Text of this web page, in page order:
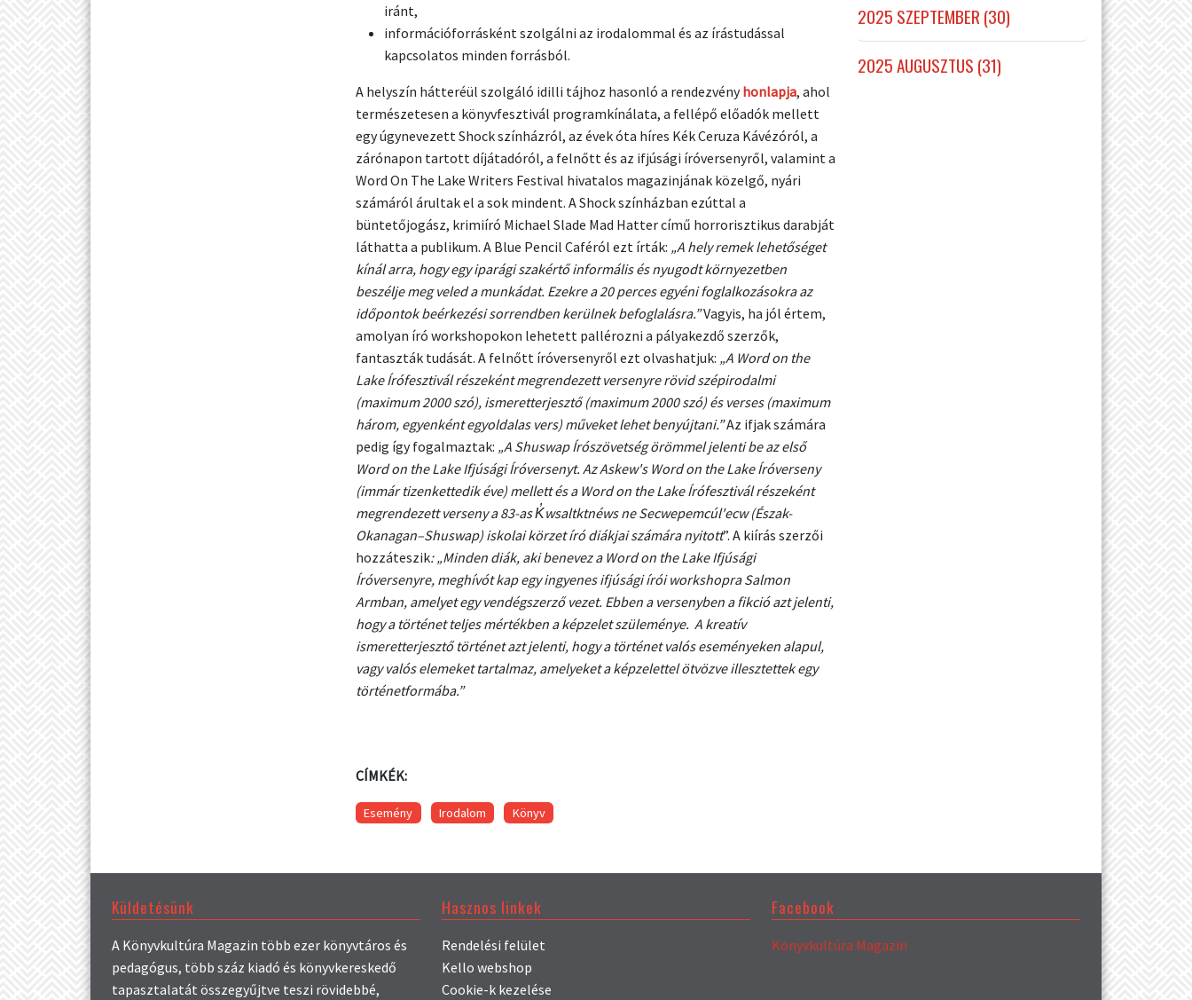
iránt,
információforrásként szolgálni az irodalommal és az írástudással
kapcsolatos minden forrásból.
A helyszín hátteréül szolgáló idilli tájhoz hasonló a rendezvényhonlapja, ahol
természetesen a könyvfesztivál programkínálata, a fellépő előadók mellett
egy úgynevezett Shock színházról, az évek óta híres Kék Ceruza Kávézóról, a
zárónapon tartott díjátadóról, a felnőtt és az ifjúsági íróversenyről, valamint a
Word On The Lake Writers Festival hivatalos magazinjának közelgő, nyári
számáról árultak el a sok mindent. A Shock színházban ezúttal a
büntetőjogász, krimiíró Michael Slade Mad Hatter című horrorisztikus darabját
láthatta a publikum. A Blue Pencil Caféról ezt írták: „A hely remek lehetőséget
kínál arra, hogy egy iparági szakértő informális és nyugodt környezetben
beszélje meg veled a munkádat. Ezekre a 20 perces egyéni foglalkozásokra az
időpontok beérkezési sorrendben kerülnek befoglalásra.”Vagyis, ha jól értem,
amolyan író workshopokon lehetett pallérozni a pályakezdő szerzők,
fantaszták tudását. A felnőtt íróversenyről ezt olvashatjuk: „A Word on the
Lake Írófesztivál részeként megrendezett versenyre rövid szépirodalmi
(maximum 2000 szó), ismeretterjesztő (maximum 2000 szó) és verses (maximum
három, egyenként egyoldalas vers) műveket lehet benyújtani.”Az ifjak számára
pedig így fogalmaztak: „A Shuswap Írószövetség örömmel jelenti be az első
Word on the Lake Ifjúsági Íróversenyt. Az Askew's Word on the Lake Íróverseny
(immár tizenkettedik éve) mellett és a Word on the Lake Írófesztivál részeként
megrendezett verseny a 83-as K̓wsaltktnéws ne Secwepemcúl'ecw (Észak-
Okanagan–Shuswap) iskolai körzet író diákjai számára nyitott”. A kiírás szerzői
hozzáteszik: „Minden diák, aki benevez a Word on the Lake Ifjúsági
Íróversenyre, meghívót kap egy ingyenes ifjúsági írói workshopra Salmon
Armban, amelyet egy vendégszerző vezet. Ebben a versenyben a fikció azt jelenti,
hogy a történet teljes mértékben a képzelet szüleménye. A kreatív
ismeretterjesztő történet azt jelenti, hogy a történet valós eseményeken alapul,
vagy valós elemeket tartalmaz, amelyeket a képzelettel ötvözve illesztettek egy
történetformába.”
CÍMKÉK:
Esemény Irodalom Könyv
2025 SZEPTEMBER (30)
2025 AUGUSZTUS (31)
Küldetésünk
A Könyvkultúra Magazin több ezer könyvtáros és
pedagógus, több száz kiadó és könyvkereskedő
tapasztalatát összegyűjtve teszi rövidebbé,
Hasznos linkek
Rendelési felület
Kello webshop
Cookie-k kezelése
Facebook
Könyvkultúra Magazin